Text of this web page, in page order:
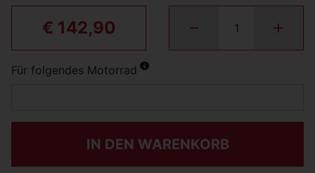
€ 142,90
Für folgendes Motorrad
IN DEN WARENKORB